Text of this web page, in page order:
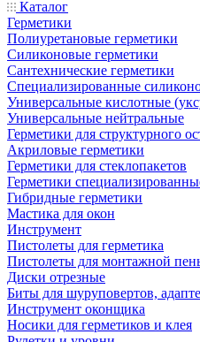
Каталог
Герметики
Полиуретановые герметики
Силиконовые герметики
Сантехнические герметики
Специализированные
Универсальные кислотные
Универсальные нейтральные
Герметики для структурного
Акриловые герметики
Герметики для стеклопакетов
Герметики
Гибридные герметики
Мастика для окон
Инструмент
Пистолеты для герметика
Пистолеты для монтажной
Диски отрезные
Биты для шуруповертов,
Инструмент оконщика
Носики для герметиков и клея